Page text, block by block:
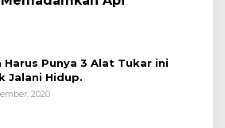
Harus Punya 3 Alat Tukar ini
Jalani Hidup.
2020